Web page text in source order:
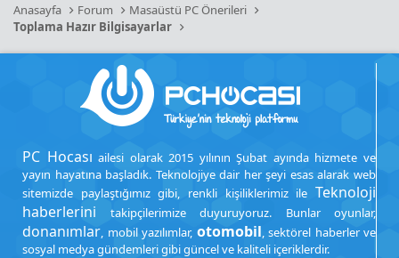
Anasayfa Forum
Masaüstü PC Önerileri
Toplama Hazır Bilgisayarlar
PC Hocası ailesi olarak 2015 yılının Şubat ayında hizmete ve
yayın hayatına başladık. Teknolojiye dair her şeyi esas alarak web
sitemizde paylaştığımız gibi, renkli kişiliklerimiz ile Teknoloji
haberlerini takipçilerimize duyuruyoruz. Bunlar oyunlar,
donanımlar, mobil yazılımlar, otomobil, sektörel haberler ve
sosyal medya gündemleri gibi güncel ve kaliteli içeriklerdir.